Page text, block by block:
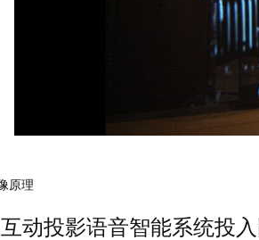
原理
动投影语音智能系统投